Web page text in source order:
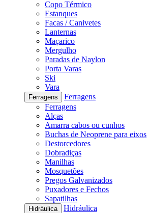
Copo Térmico
Estanques
Facas / Canivetes
Lanternas
Maçarico
Mergulho
Paradas de Naylon
Porta Varas
Ski
Vara
Ferragens
Ferragens
Ferragens
Alças
Amarra cabos ou cunhos
Buchas de Neoprene para eixos
Destorcedores
Dobradiças
Manilhas
Mosquetões
Pregos Galvanizados
Puxadores e Fechos
Sapatilhas
Hidráulica
Hidráulica